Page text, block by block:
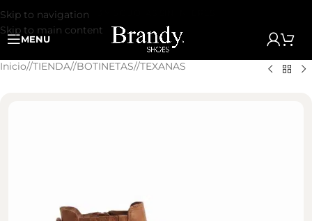
Skip to navigation
Skip to main content
MENU
Inicio/ TIENDA/ BOTINETAS/ TEXANAS